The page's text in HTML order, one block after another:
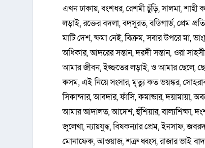
এখন ঢাকায়, বংশধর, রেশমী চুঁড়ি, সালমা, শাহী
লড়াই, রক্তের বদলা, বদসুরত, বডিগার্ড, প্রেম
মাটি দেশ, ক্ষমা নেই, বিক্রম, সবার উপরে মা,
অধিকার, আদরের সন্তান, দরদী সন্তান, ওরা
আমার জীবন, ইজ্জতের লড়াই, ও আমার ছেলে,
কসম, এই নিয়ে সংসার, মৃত্যু কত ভয়ঙ্কর, সোহরাব
সিকান্দার, আবদার, ফাঁসি, কমান্ডার, দয়ামায়া,
আমার আদালত, আদেশ, হুঁশিয়ার, বাল্যশিক্ষা,
জুলেখা, ন্যায়যুদ্ধ, বিষকন্যার প্রেম, ইনসাফ,
মোনাফেক, আওয়াজ, শত্রু ধ্বংস, রাজার ভাই